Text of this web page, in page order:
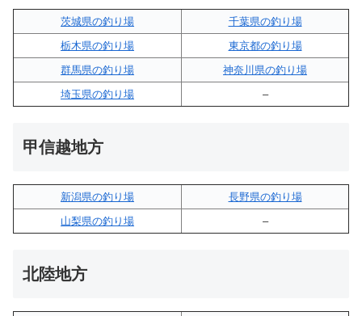
茨城県の釣り場
千葉県の釣り場
栃木県の釣り場
東京都の釣り場
群馬県の釣り場
神奈川県の釣り場
埼玉県の釣り場
–
甲信越地方
新潟県の釣り場
長野県の釣り場
山梨県の釣り場
–
北陸地方